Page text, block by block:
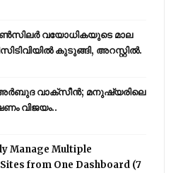
വയോധികയുടെ മാല
കുടുങ്ങി, അറസ്റ്റില്‍.
വാക്‌സീന്‍; മനുഷ്യരിലെ
വിജയം..
Manage Multiple
from One Dashboard (7